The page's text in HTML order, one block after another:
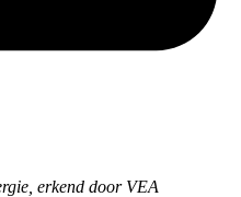
erkend door VEA